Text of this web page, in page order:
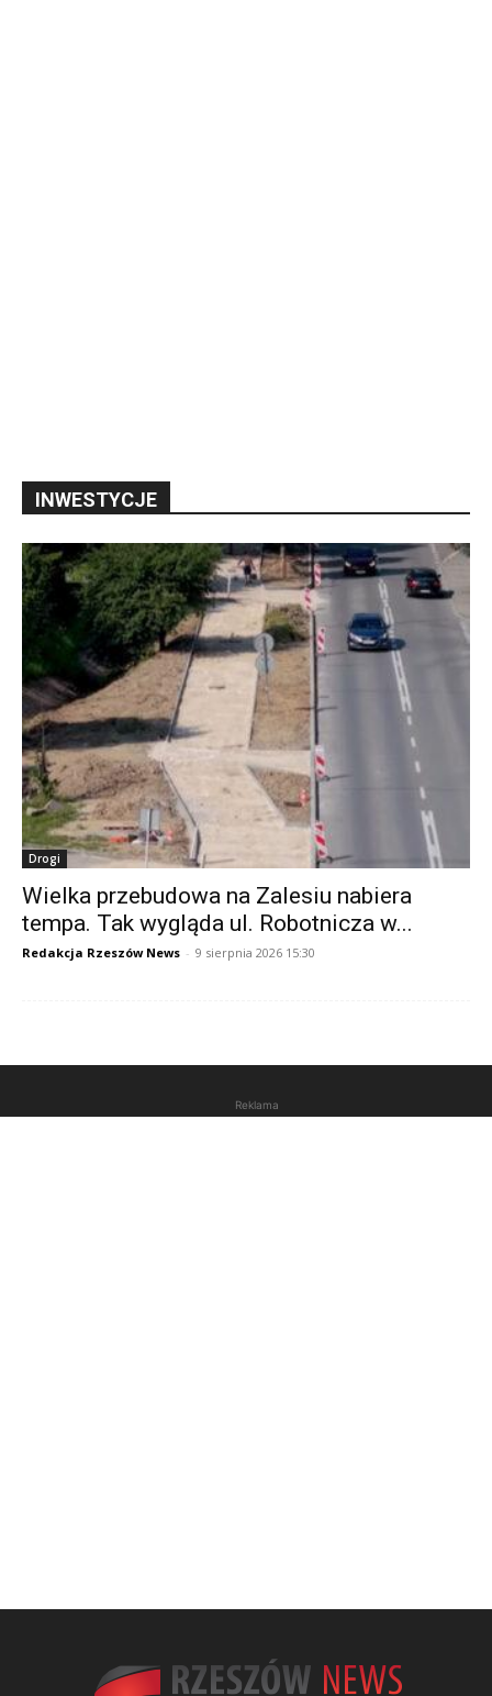
INWESTYCJE
Drogi
Wielka przebudowa na Zalesiu nabiera
tempa. Tak wygląda ul. Robotnicza w...
Redakcja Rzeszów News - 9 sierpnia 2026 15:30
Reklama